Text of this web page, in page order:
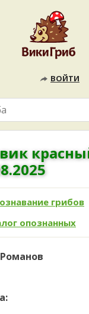
ВОЙТИ
грибов
опознанных